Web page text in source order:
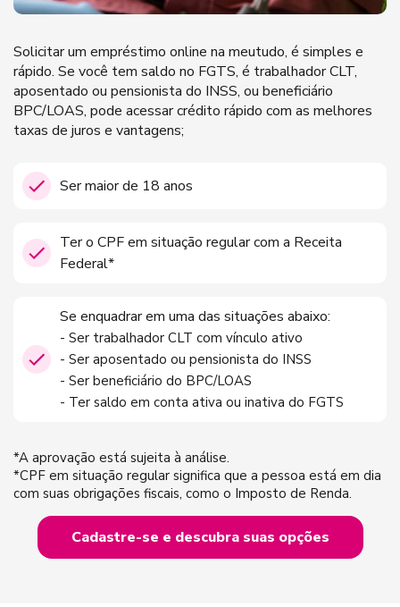
Solicitar um empréstimo online na meutudo, é simples e
rápido. Se você tem saldo no FGTS, é trabalhador CLT,
aposentado ou pensionista do INSS, ou beneficiário
BPC/LOAS, pode acessar crédito rápido com as melhores
taxas de juros e vantagens;
Ser maior de 18 anos
Ter o CPF em situação regular com a Receita
Federal*
Se enquadrar em uma das situações abaixo:
- Ser trabalhador CLT com vínculo ativo
- Ser aposentado ou pensionista do INSS
- Ser beneficiário do BPC/LOAS
- Ter saldo em conta ativa ou inativa do FGTS
*A aprovação está sujeita à análise.
*CPF em situação regular significa que a pessoa está em dia
com suas obrigações fiscais, como o Imposto de Renda.
Cadastre-se e descubra suas opções